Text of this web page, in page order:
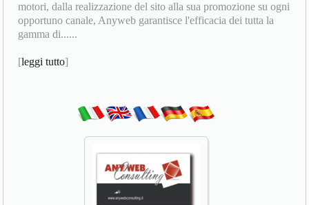
motori, dalla realizzazione del sito alla sua promozione su ogni
opportuno canale, Anyweb garantisce l'efficacia dei tutta la
gamma di......
[leggi tutto]